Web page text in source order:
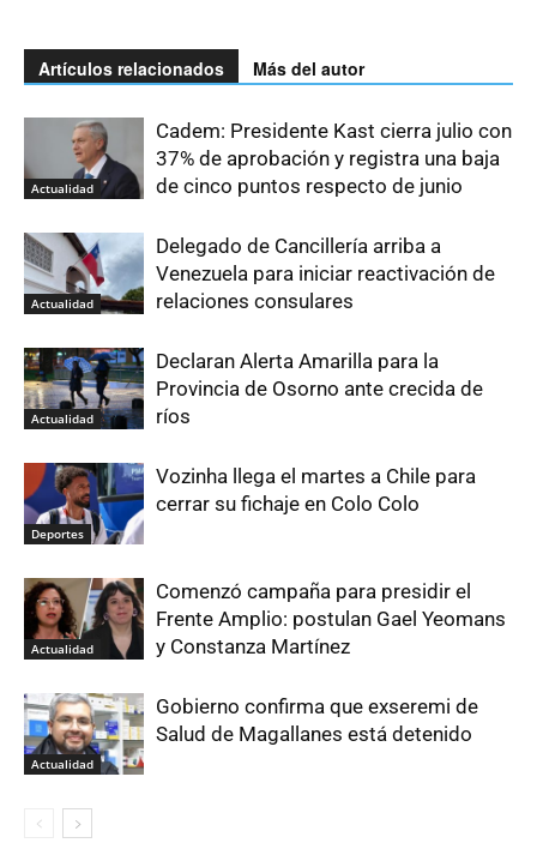
Artículos relacionados Más del autor
Actualidad
Cadem: Presidente Kast cierra julio con
37% de aprobación y registra una baja
de cinco puntos respecto de junio
Actualidad
Delegado de Cancillería arriba a
Venezuela para iniciar reactivación de
relaciones consulares
Actualidad
Declaran Alerta Amarilla para la
Provincia de Osorno ante crecida de
ríos
Deportes
Vozinha llega el martes a Chile para
cerrar su fichaje en Colo Colo
Actualidad
Comenzó campaña para presidir el
Frente Amplio: postulan Gael Yeomans
y Constanza Martínez
Actualidad
Gobierno confirma que exseremi de
Salud de Magallanes está detenido